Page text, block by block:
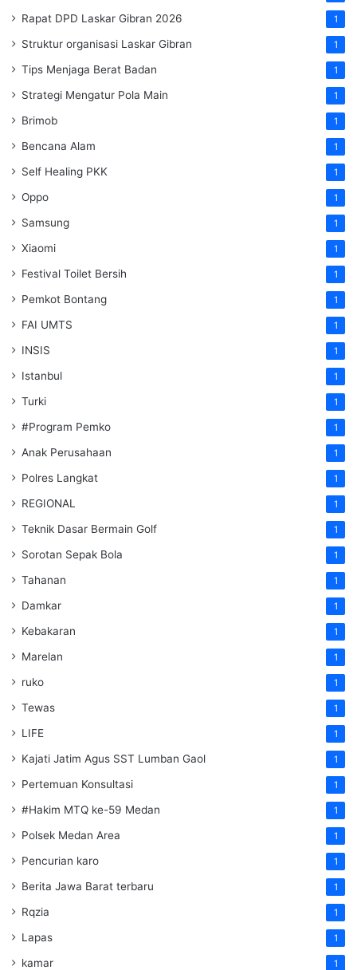
Rapat DPD Laskar Gibran 2026 1
Struktur organisasi Laskar Gibran 1
Tips Menjaga Berat Badan 1
Strategi Mengatur Pola Main 1
Brimob 1
Bencana Alam 1
Self Healing PKK 1
Oppo 1
Samsung 1
Xiaomi 1
Festival Toilet Bersih 1
Pemkot Bontang 1
FAI UMTS 1
INSIS 1
Istanbul 1
Turki 1
#Program Pemko 1
Anak Perusahaan 1
Polres Langkat 1
REGIONAL 1
Teknik Dasar Bermain Golf 1
Sorotan Sepak Bola 1
Tahanan 1
Damkar 1
Kebakaran 1
Marelan 1
ruko 1
Tewas 1
LIFE 1
Kajati Jatim Agus SST Lumban Gaol 1
Pertemuan Konsultasi 1
#Hakim MTQ ke-59 Medan 1
Polsek Medan Area 1
Pencurian karo 1
Berita Jawa Barat terbaru 1
Rqzia 1
Lapas 1
kamar 1